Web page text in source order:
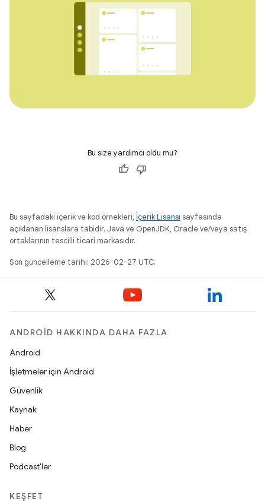
Bu size yardımcı oldu mu?
Bu sayfadaki içerik ve kod örnekleri, İçerik Lisansı sayfasında
açıklanan lisanslara tabidir. Java ve OpenJDK, Oracle ve/veya satış
ortaklarının tescilli ticari markasıdır.
Son güncelleme tarihi: 2026-02-27 UTC.
ANDROID HAKKINDA DAHA FAZLA
Android
İşletmeler için Android
Güvenlik
Kaynak
Haber
Blog
Podcast'ler
KEŞFET